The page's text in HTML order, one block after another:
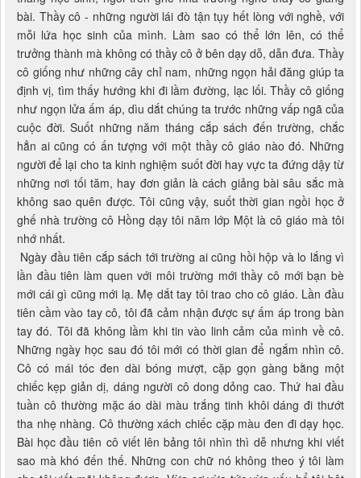
bài. Thầy cô - những người lái đò tận tụy hết lòng với nghề, với
mỗi lứa học sinh của mình. Làm sao có thể lớn lên, có thể
trưởng thành mà không có thầy cô ở bên dạy dỗ, dẫn đưa. Thầy
cô giống như những cây chỉ nam, những ngọn hải đăng giúp ta
định vị, tìm thấy hướng khi đi lầm đường, lạc lối. Thầy cô giống
như ngọn lửa ấm áp, dìu dắt chúng ta trước những vấp ngã của
cuộc đời. Suốt những năm tháng cắp sách đến trường, chắc
hẳn ai cũng có ấn tượng với một thầy cô giáo nào đó. Những
người để lại cho ta kinh nghiệm suốt đời hay vực ta đứng dậy từ
những nơi tối tăm, hay đơn giản là cách giảng bài sâu sắc mà
không sao quên được. Tôi cũng vậy, suốt thời gian ngồi học ở
ghế nhà trường cô Hồng dạy tôi năm lớp Một là cô giáo mà tôi
nhớ nhất.
Ngày đầu tiên cắp sách tới trường ai cũng hồi hộp và lo lắng vì
lần đầu tiên làm quen với môi trường mới thầy cô mới bạn bè
mới cái gì cũng mới lạ. Mẹ dắt tay tôi trao cho cô giáo. Lần đầu
tiên cầm vào tay cô, tôi đã cảm nhận được sự ấm áp trong bàn
tay đó. Tôi đã không lầm khi tin vào linh cảm của mình về cô.
Những ngày học sau đó tôi mới có thời gian để ngắm nhìn cô.
Cô có mái tóc đen dài bóng mượt, cặp gọn gàng bằng một
chiếc kẹp giản dị, dáng người cô dong dỏng cao. Thứ hai đầu
tuần cô thường mặc áo dài màu trắng tinh khôi dáng đi thướt
tha nhẹ nhàng. Cô thường xách chiếc cặp màu đen đi dạy học.
Bài học đầu tiên cô viết lên bảng tôi nhìn thì dễ nhưng khi viết
sao mà khó đến thế. Những con chữ nó không theo ý tôi làm